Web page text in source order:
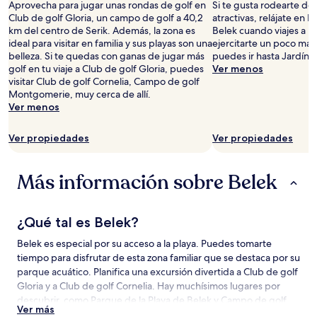
1
noche
para
2
adultos.
Los
precios
y
la
sujetos
Aplican
Aprovecha para jugar unas rondas de golf en
Club de golf Gloria, un campo de golf a 40,2
km del centro de Serik. Además, la zona es
ideal para visitar en familia y sus playas son una
belleza. Si te quedas con ganas de jugar más
golf en tu viaje a Club de golf Gloria, puedes
visitar Club de golf Cornelia, Campo de golf
Montgomerie, muy cerca de allí.
Ver menos
Ver propiedades
Si te gusta rodearte
atractivas, relájate en
Belek cuando viajes a
ejercitarte un poco
puedes ir hasta Jardín
Ver menos
Ver propiedades
Más información sobre Belek
¿Qué tal es Belek?
Belek es especial por su acceso a la playa. Puedes tomarte
tiempo para disfrutar de esta zona familiar que se destaca por su
parque acuático. Planifica una excursión divertida a Club de golf
Gloria y a Club de golf Cornelia. Hay muchísimos lugares por
descubrir, como Parque de la Playa de Belek y Campo de golf
Montgomerie.
Ver más